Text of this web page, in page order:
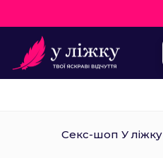
Секс-шоп У ліжку